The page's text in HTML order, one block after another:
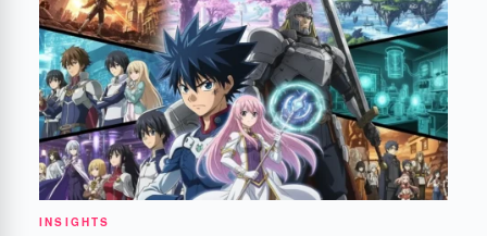
INSIGHTS